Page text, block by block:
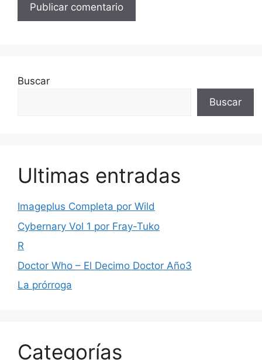
Buscar
Buscar
Ultimas entradas
Imageplus Completa por Wild
Cybernary Vol 1 por Fray-Tuko
R
Doctor Who – El Decimo Doctor Año3
La prórroga
Categorías